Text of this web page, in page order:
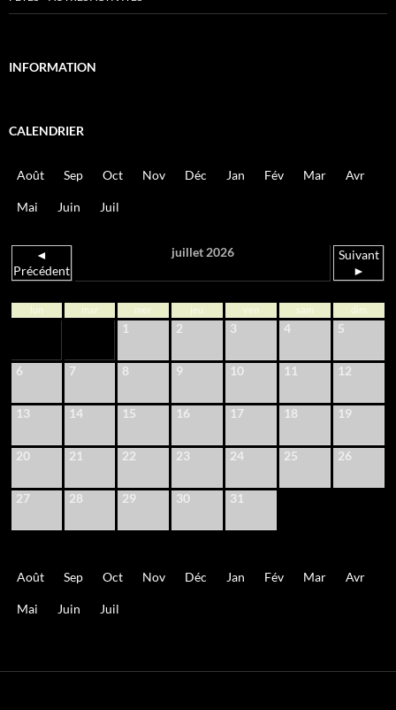
INFORMATION
CALENDRIER
Août Sep Oct Nov Déc Jan Fév Mar Avr
Mai Juin Juil
◄
Précédent
juillet 2026
Suivant
►
lun mar mer jeu ven sam dim
1 2 3 4 5
6 7 8 9 10 11 12
13 14 15 16 17 18 19
20 21 22 23 24 25 26
27 28 29 30 31
Août Sep Oct Nov Déc Jan Fév Mar Avr
Mai Juin Juil